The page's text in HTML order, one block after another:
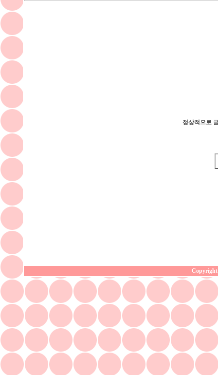
정상적으로
Copyright